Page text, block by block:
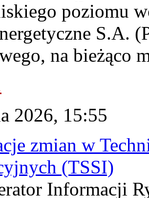
poziomu
S.A.
na bieżąco
2026, 15:55
zmian w
(TSSI)
Informacji